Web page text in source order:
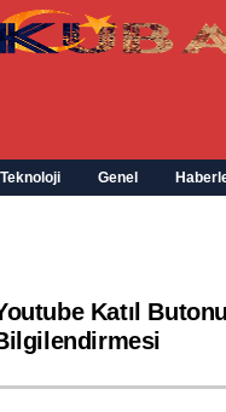
Genel
Katıl Butonu